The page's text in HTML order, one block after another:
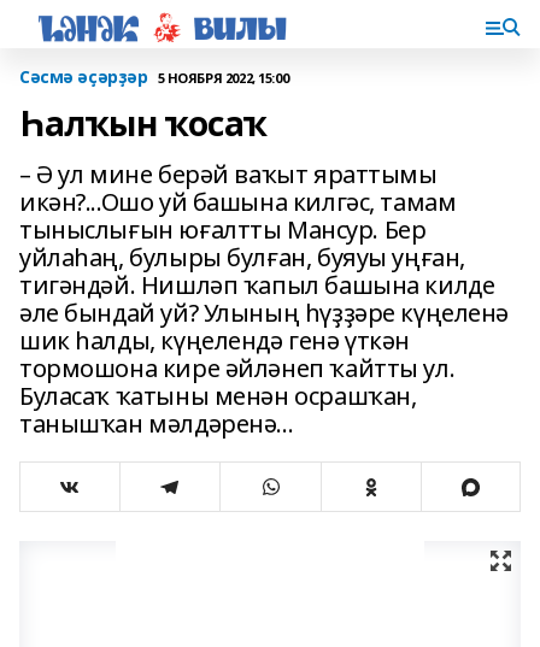
Сәсмә әҫәрҙәр 5 НОЯБРЯ 2022, 15:00
Һалҡын ҡосаҡ
– Ә ул мине берәй ваҡыт яраттымы
икән?...Ошо уй башына килгәс, тамам
тыныслығын юғалтты Мансур. Бер
уйлаһаң, булыры булған, буяуы уңған,
тигәндәй. Нишләп ҡапыл башына килде
әле бындай уй? Улының һүҙҙәре күңе­ленә
шик һалды, күңелендә генә үткән
тормошона кире әйләнеп ҡайтты ул.
Буласаҡ ҡатыны менән осрашҡан,
танышҡан мәлдәренә...